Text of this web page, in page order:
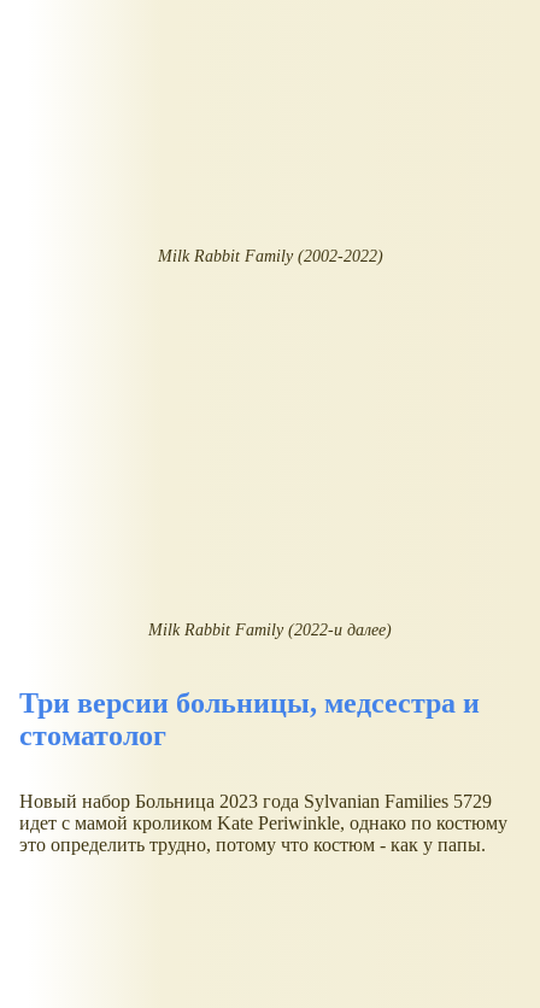
Milk Rabbit Family (2002-2022)
Milk Rabbit Family (2022-и далее)
Три версии больницы, медсестра и
стоматолог
Новый набор Больница 2023 года Sylvanian Families 5729
идет с мамой кроликом Kate Periwinkle, однако по костюму
это определить трудно, потому что костюм - как у папы.